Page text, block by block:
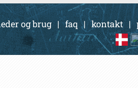
og brug|faq |kontakt|